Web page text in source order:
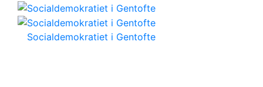
Socialdemokratiet i Gentofte